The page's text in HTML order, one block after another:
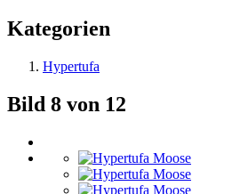
Kategorien
Hypertufa
Bild 8 von 12